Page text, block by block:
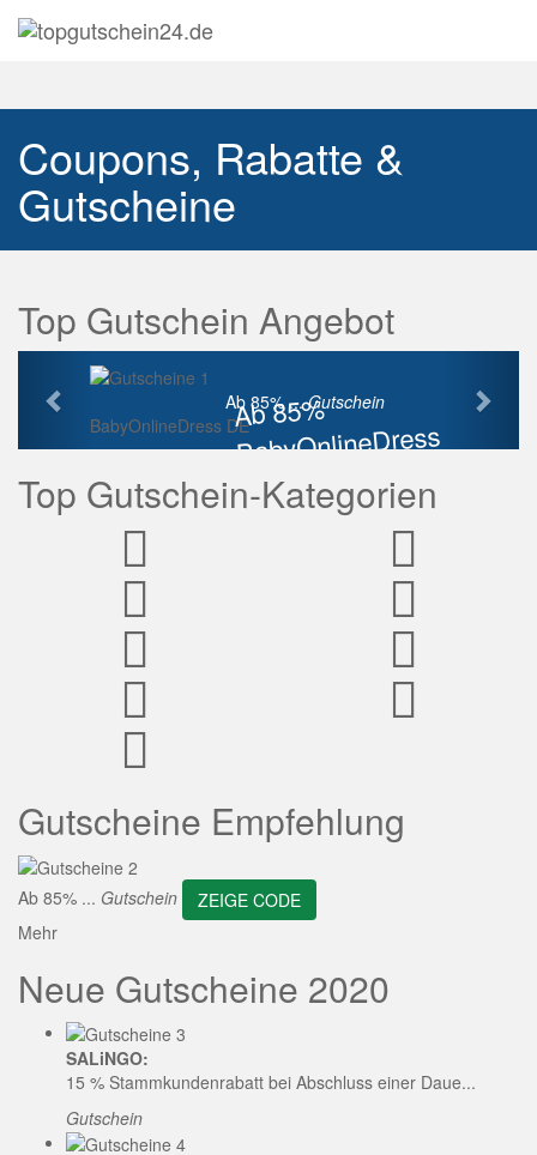
Coupons, Rabatte &
Gutscheine
Top Gutschein Angebot
Ab 85%
BabyOnlineDress
Rabatt
Ab 85% ...Gutschein
BabyOnlineDress DE
Vorherige
Top Gutschein-Kategorien
Gutscheine Empfehlung
Ab 85% ... Gutschein
ZEIGE CODE
Mehr
Neue Gutscheine 2020
SALiNGO:
15 % Stammkundenrabatt bei Abschluss einer Daue...
Gutschein